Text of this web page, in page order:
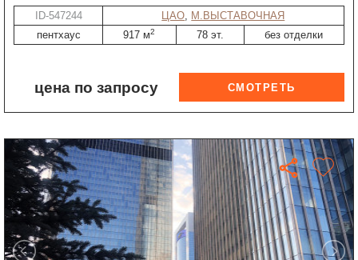
ID-547244 ЦАО, М.ВЫСТАВОЧНАЯ
пентхаус
917 м2 78 эт. без отделки
цена по запросу